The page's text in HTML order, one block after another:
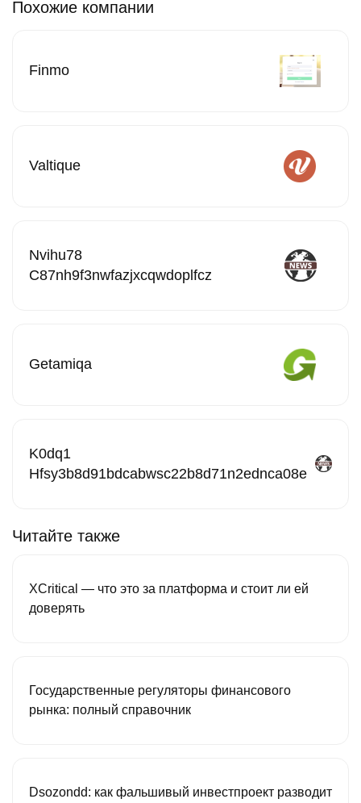
Похожие компании
Finmo
Valtique
Nvihu78
C87nh9f3nwfazjxcqwdoplfcz
Getamiqa
K0dq1
Hfsy3b8d91bdcabwsc22b8d71n2ednca08e
Читайте также
XCritical — что это за платформа и стоит ли ей
доверять
Государственные регуляторы финансового
рынка: полный справочник
Dsozondd: как фальшивый инвестпроект разводит